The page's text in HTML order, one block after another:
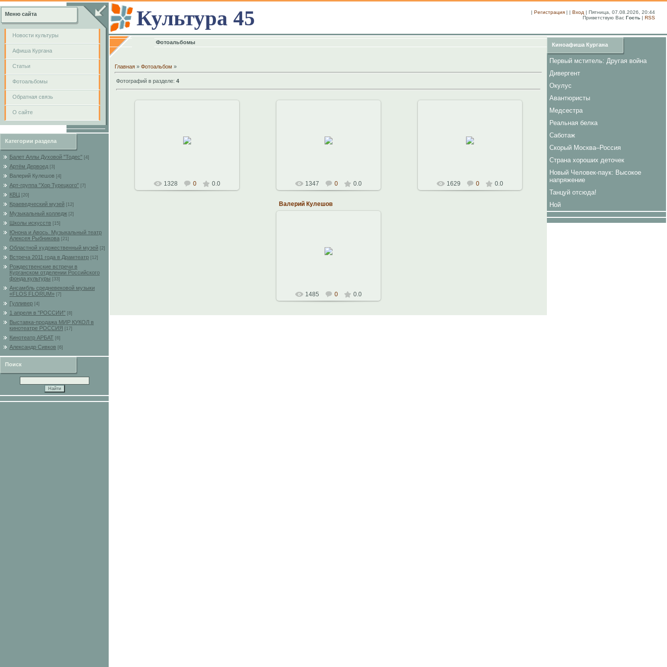
Меню сайта
Новости культуры
Афиша Кургана
Cтатьи
Фотоальбомы
Обратная связь
О сайте
Категории раздела
Балет Аллы Духовой "Тодес" [4]
Артём Дервоед [3]
Валерий Кулешов [4]
Арт-группа "Хор Турецкого" [7]
КВЦ [20]
Краеведческий музей [12]
Музыкальный колледж [2]
Школы искусств [15]
Юнона и Авось. Музыкальный театр
Алексея Рыбникова
[21]
Областной художественный музей [2]
Встреча 2011 года в Драмтеатр [12]
Рождественские встречи в
Курганском отделении Российского
фонда культуры
[33]
Ансамбль средневековой музыки
«FLOS FLORUM» [7]
Гулливер [4]
1 апреля в "РОССИИ" [8]
Выставка-продажа МИР КУКОЛ в
кинотеатре РОССИЯ
[17]
Кинотеатр АРБАТ [6]
Александр Сивков [6]
Поиск
Культура 45 | Регистрация | | Вход | Пятница, 07.08.2026, 20:44
Приветствую Вас Гость | RSS
Фотоальбомы
Главная » Фотоальбом »
Фотографий в разделе: 4
1328 0 0.0 1347 0 0.0 1629 0 0.0
Валерий Кулешов
конкурсов, заслуженный артист
1485 0 0.0
Киноафиша Кургана
Первый мститель: Другая война
Дивергент
Окулус
Авантюристы
Медсестра
Реальная белка
Саботаж
Скорый Москва–Россия
Страна хороших деточек
Новый Человек-паук: Высокое
напряжение
Танцуй отсюда!
Ной